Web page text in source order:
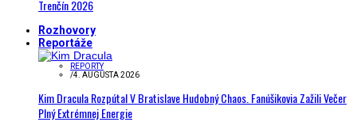
Trenčín 2026
Rozhovory
Reportáže
REPORTY
/4. AUGUSTA 2026
Kim Dracula Rozpútal V Bratislave Hudobný Chaos. Fanúšikovia Zažili Večer
Plný Extrémnej Energie